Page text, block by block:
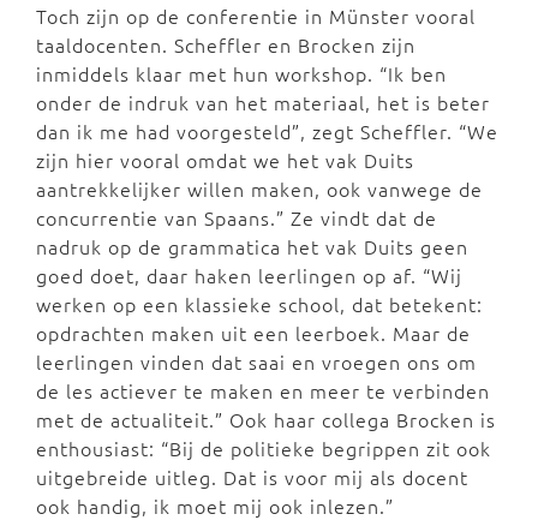
Toch zijn op de conferentie in Münster vooral
taaldocenten. Scheffler en Brocken zijn
inmiddels klaar met hun workshop. “Ik ben
onder de indruk van het materiaal, het is beter
dan ik me had voorgesteld”, zegt Scheffler. “We
zijn hier vooral omdat we het vak Duits
aantrekkelijker willen maken, ook vanwege de
concurrentie van Spaans.” Ze vindt dat de
nadruk op de grammatica het vak Duits geen
goed doet, daar haken leerlingen op af. “Wij
werken op een klassieke school, dat betekent:
opdrachten maken uit een leerboek. Maar de
leerlingen vinden dat saai en vroegen ons om
de les actiever te maken en meer te verbinden
met de actualiteit.” Ook haar collega Brocken is
enthousiast: “Bij de politieke begrippen zit ook
uitgebreide uitleg. Dat is voor mij als docent
ook handig, ik moet mij ook inlezen.”